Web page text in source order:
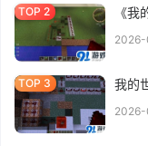
《
我的